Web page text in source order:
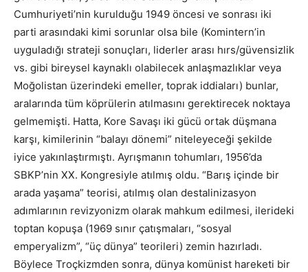
Cumhuriyeti’nin kurulduğu 1949 öncesi ve sonrası iki
parti arasındaki kimi sorunlar olsa bile (Komintern’in
uyguladığı strateji sonuçları, liderler arası hırs/güvensizlik
vs. gibi bireysel kaynaklı olabilecek anlaşmazlıklar veya
Moğolistan üzerindeki emeller, toprak iddiaları) bunlar,
aralarında tüm köprülerin atılmasını gerektirecek noktaya
gelmemişti. Hatta, Kore Savaşı iki gücü ortak düşmana
karşı, kimilerinin “balayı dönemi” niteleyeceği şekilde
iyice yakınlaştırmıştı. Ayrışmanın tohumları, 1956’da
SBKP’nin XX. Kongresiyle atılmış oldu. “Barış içinde bir
arada yaşama” teorisi, atılmış olan destalinizasyon
adımlarının revizyonizm olarak mahkum edilmesi, ilerideki
toptan kopuşa (1969 sınır çatışmaları, “sosyal
emperyalizm”, “üç dünya” teorileri) zemin hazırladı.
Böylece Troçkizmden sonra, dünya komünist hareketi bir